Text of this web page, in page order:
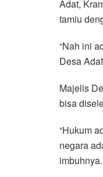
Adat,
tamiu
“Nah ini
Desa
Majelis
bisa
“Hukum
negara
imbuhnya.